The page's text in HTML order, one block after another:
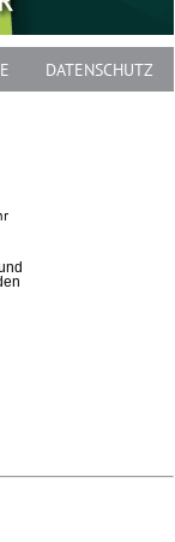
DATENSCHUTZ